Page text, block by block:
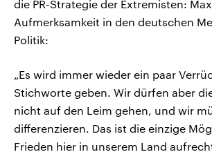
die PR-Strategie der Extremisten:
Aufmerksamkeit in den deutschen
Politik:
„Es wird immer wieder ein paar
Stichworte geben. Wir dürfen aber
nicht auf den Leim gehen, und wir
differenzieren. Das ist die einzige
Frieden hier in unserem Land